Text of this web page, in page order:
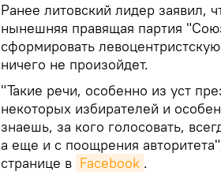
Ранее литовский лидер заявил,
нынешняя правящая партия
сформировать
ничего не произойдет.
"Такие речи, особенно из уст
некоторых избирателей и
знаешь, за кого голосовать,
а еще и с поощрения
странице в Facebook .